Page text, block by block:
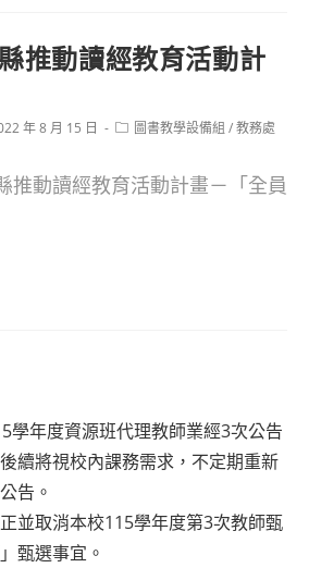
推動讀經教育活動計
年 8 月 15 日
Post圖書教學設備組 /教務處
推動讀經教育活動計畫－「全員
學年度資源班代理教師業經3次公告
續將視校內課務需求，不定期重新
告。
並取消本校115學年度第3次教師甄
甄選事宜。